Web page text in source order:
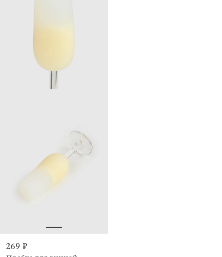
269 ₽